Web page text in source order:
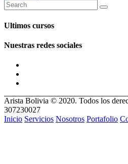
Ultimos cursos
Nuestras redes sociales
Arista Bolivia © 2020. Todos los
307230027
Inicio Servicios Nosotros Portafolio